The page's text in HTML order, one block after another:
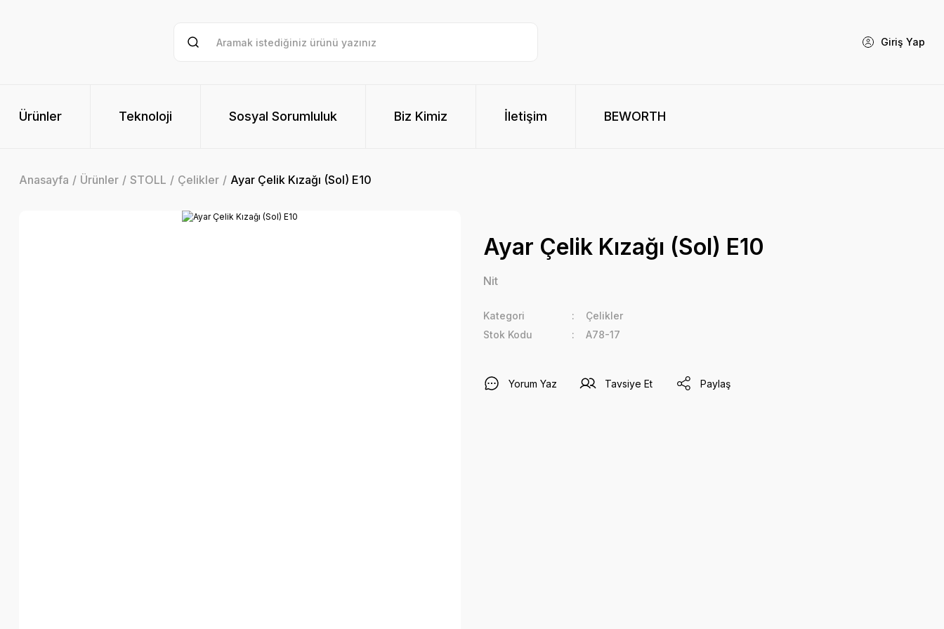
Giriş Yap
Ürünler Teknoloji Sosyal Sorumluluk Biz Kimiz İletişim BEWORTH
Anasayfa Ürünler STOLL Çelikler Ayar Çelik Kızağı (Sol) E10
Ayar Çelik Kızağı (Sol) E10
Nit
Kategori
Çelikler
Stok Kodu
A78-17
Yorum Yaz Tavsiye Et Paylaş